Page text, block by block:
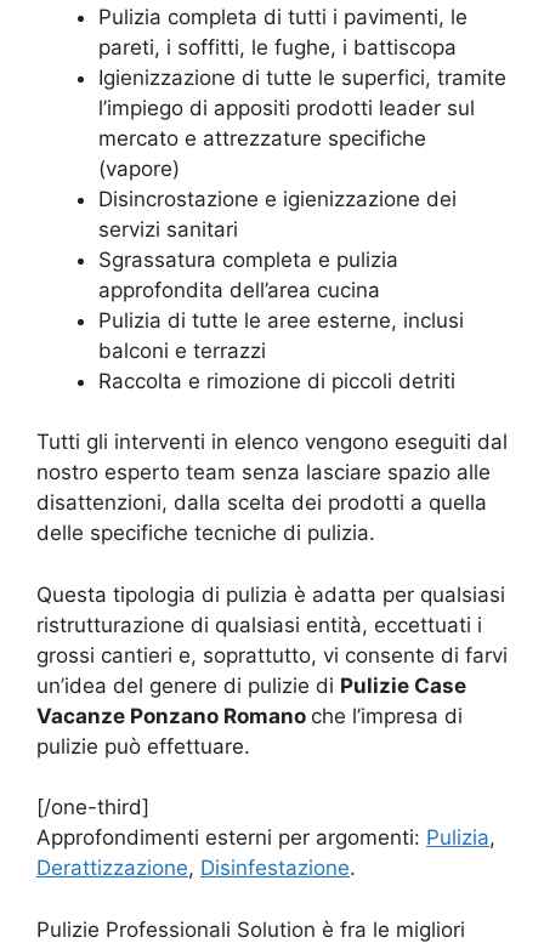
Pulizia completa di tutti i pavimenti, le
pareti, i soffitti, le fughe, i battiscopa
Igienizzazione di tutte le superfici, tramite
l’impiego di appositi prodotti leader sul
mercato e attrezzature specifiche
(vapore)
Disincrostazione e igienizzazione dei
servizi sanitari
Sgrassatura completa e pulizia
approfondita dell’area cucina
Pulizia di tutte le aree esterne, inclusi
balconi e terrazzi
Raccolta e rimozione di piccoli detriti
Tutti gli interventi in elenco vengono eseguiti dal
nostro esperto team senza lasciare spazio alle
disattenzioni, dalla scelta dei prodotti a quella
delle specifiche tecniche di pulizia.
Questa tipologia di pulizia è adatta per qualsiasi
ristrutturazione di qualsiasi entità, eccettuati i
grossi cantieri e, soprattutto, vi consente di farvi
un’idea del genere di pulizie di Pulizie Case
Vacanze Ponzano Romano che l’impresa di
pulizie può effettuare.
[/one-third]
Approfondimenti esterni per argomenti: Pulizia,
Derattizzazione, Disinfestazione.
Pulizie Professionali Solution è fra le migliori